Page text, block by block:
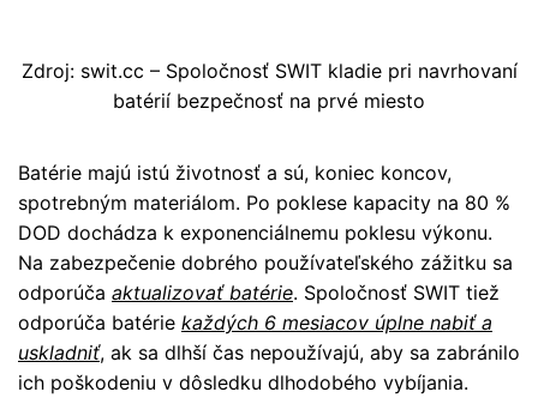
Zdroj: swit.cc – Spoločnosť SWIT kladie pri navrhovaní
batérií bezpečnosť na prvé miesto
Batérie majú istú životnosť a sú, koniec koncov,
spotrebným materiálom. Po poklese kapacity na 80 %
DOD dochádza k exponenciálnemu poklesu výkonu.
Na zabezpečenie dobrého používateľského zážitku sa
odporúča aktualizovať batérie. Spoločnosť SWIT tiež
odporúča batérie každých 6 mesiacov úplne nabiť a
uskladniť, ak sa dlhší čas nepoužívajú, aby sa zabránilo
ich poškodeniu v dôsledku dlhodobého vybíjania.